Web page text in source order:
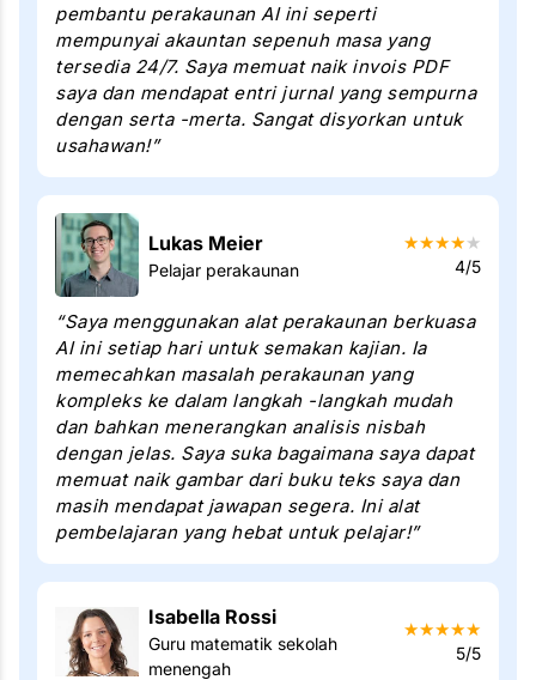
pembantu perakaunan AI ini seperti
mempunyai akauntan sepenuh masa yang
tersedia 24/7. Saya memuat naik invois PDF
saya dan mendapat entri jurnal yang sempurna
dengan serta -merta. Sangat disyorkan untuk
usahawan!”
Lukas Meier
Pelajar perakaunan
★★★★★
4/5
“Saya menggunakan alat perakaunan berkuasa
AI ini setiap hari untuk semakan kajian. Ia
memecahkan masalah perakaunan yang
kompleks ke dalam langkah -langkah mudah
dan bahkan menerangkan analisis nisbah
dengan jelas. Saya suka bagaimana saya dapat
memuat naik gambar dari buku teks saya dan
masih mendapat jawapan segera. Ini alat
pembelajaran yang hebat untuk pelajar!”
Isabella Rossi
Guru matematik sekolah
menengah
★★★★★
5/5